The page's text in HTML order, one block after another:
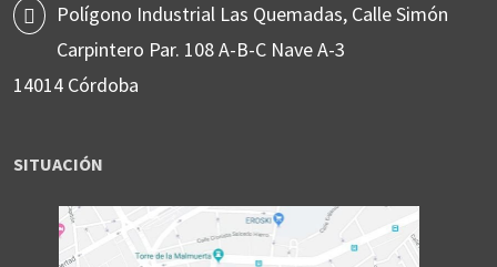
Polígono Industrial Las Quemadas, Calle Simón
Carpintero Par. 108 A-B-C Nave A-3
14014 Córdoba
SITUACIÓN